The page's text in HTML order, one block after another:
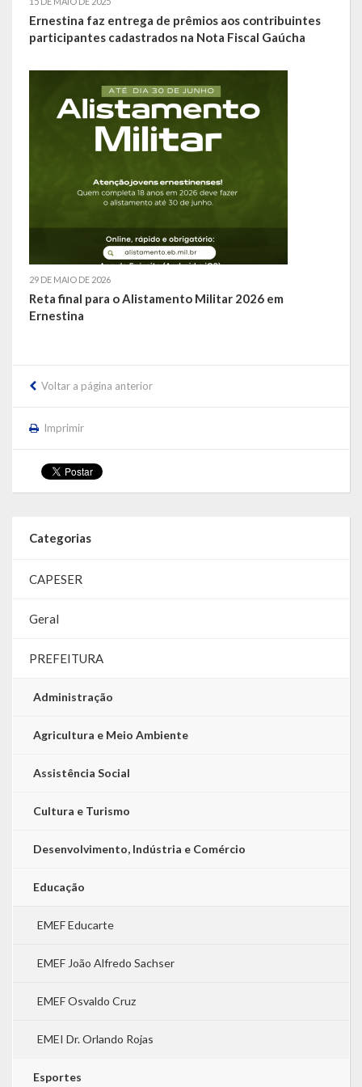
LEIS ORDINÁRIAS
LEIS COMPLEMENTARES
DECRETOS
Conselhos Municipais
Planos
Concursos
LRF
RGF – Relatório de Gestão Fiscal
RREO – Relatório Resumido da Execução Orçamentária
LOA – Lei Orçamentária Anual
RC – Relatório Circunstanciado
Ernestina faz entrega de prêmios aos contribuintes
participantes cadastrados na Nota Fiscal Gaúcha
29 DE MAIO DE 2026
Reta final para o Alistamento Militar 2026 em
Ernestina
Voltar a página anterior
Imprimir
Categorias
CAPESER
Geral
PREFEITURA
Administração
Agricultura e Meio Ambiente
Assistência Social
Cultura e Turismo
Desenvolvimento, Indústria e Comércio
Educação
EMEF Educarte
EMEF João Alfredo Sachser
EMEF Osvaldo Cruz
EMEI Dr. Orlando Rojas
Esportes